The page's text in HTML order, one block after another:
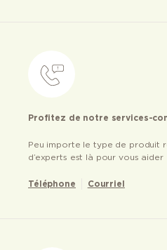
Profitez de notre services-
Peu importe le type de produit
d’experts est là pour vous aider
Téléphone Courriel